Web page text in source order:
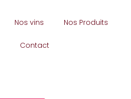
Nos vins Nos Produits
Contact